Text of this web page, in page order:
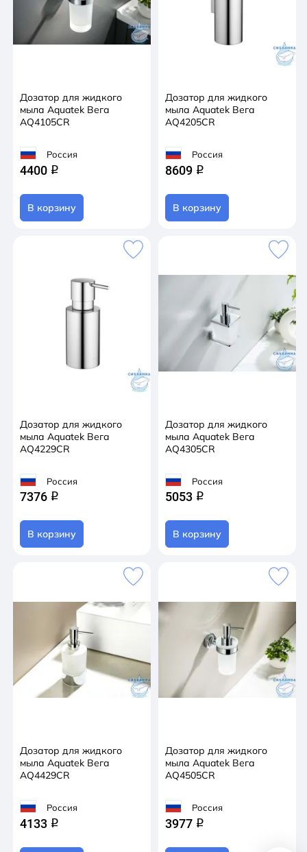
Дозатор для жидкого
мыла Aquatek Вега
AQ4105CR
Россия
4400 q
В корзину
Дозатор для жидкого
мыла Aquatek Вега
AQ4205CR
Россия
8609 q
В корзину
Дозатор для жидкого
мыла Aquatek Вега
AQ4229CR
Россия
7376 q
В корзину
Дозатор для жидкого
мыла Aquatek Вега
AQ4305CR
Россия
5053 q
В корзину
Дозатор для жидкого
мыла Aquatek Вега
AQ4429CR
Россия
4133 q
Дозатор для жидкого
мыла Aquatek Вега
AQ4505CR
Россия
3977 q